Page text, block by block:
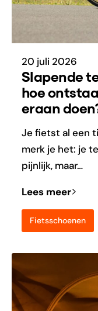
20 juli 2026
Slapende
hoe
eraan
Je fietst al een
merk je het: je
pijnlijk, maar…
Lees meer
Fietsschoenen